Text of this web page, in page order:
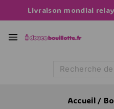
Livraison mondial
Accueil /